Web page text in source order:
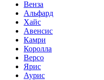
Венза
Альфард
Хайс
Авенсис
Камри
Королла
Версо
Ярис
Аурис